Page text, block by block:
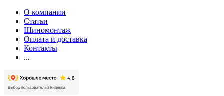
О компании
Статьи
Шиномонтаж
Оплата и доставка
Контакты
...